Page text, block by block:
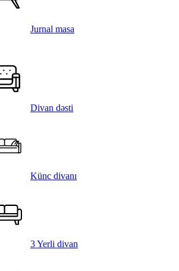
Jurnal masa
Divan dəsti
Künc divanı
3 Yerli divan